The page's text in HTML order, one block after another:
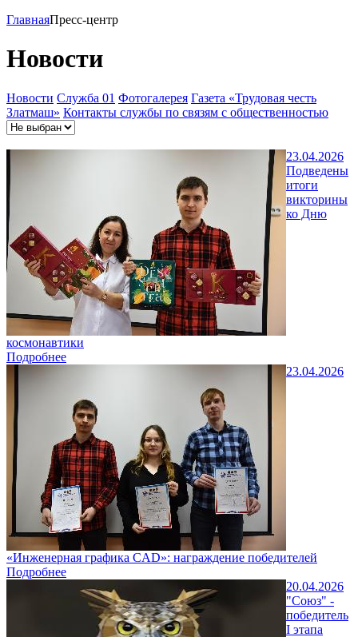
ГлавнаяПресс-центр
Новости
Новости Служба 01 Фотогалерея Газета «Трудовая честь
Златмаш» Контакты службы по связям с общественностью
23.04.2026
Подведены
итоги
викторины
ко Дню
космонавтики
Подробнее
23.04.2026
«Инженерная графика CAD»: награждение победителей
Подробнее
20.04.2026
"Союз" -
победитель
I этапа